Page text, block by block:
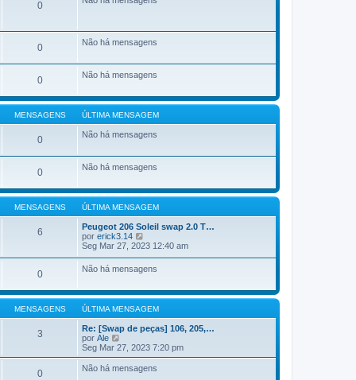
0
0 Não há mensagens
0 Não há mensagens
MENSAGENS ÚLTIMA MENSAGEM
0 Não há mensagens
0 Não há mensagens
MENSAGENS ÚLTIMA MENSAGEM
6
Peugeot 206 Soleil swap 2.0 T…
por erick3.14
e
l
i
m
a
m
e
s
a
g
Seg Mar 27, 2023 12:40 am
0 Não há mensagens
MENSAGENS ÚLTIMA MENSAGEM
3
Re: [Swap de peças] 106, 205,…
por Ale
e
r
ú
Seg Mar 27, 2023 7:20 pm
0 Não há mensagens